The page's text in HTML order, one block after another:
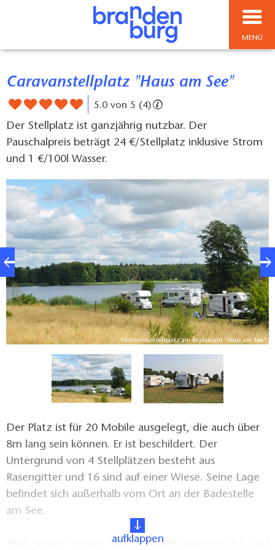
MENÜ
Caravanstellplatz "Haus am See"
5.0 von 5 (4)
Der Stellplatz ist ganzjährig nutzbar. Der
Pauschalpreis beträgt 24 €/Stellplatz inklusive Strom
und 1 €/100l Wasser.
Wohnmobilstellplatz am Restaurant "Haus am See"
Der Platz ist für 20 Mobile ausgelegt, die auch über
8m lang sein können. Er ist beschildert. Der
Untergrund von 4 Stellplätzen besteht aus
Rasengitter und 16 sind auf einer Wiese. Seine Lage
befindet sich außerhalb vom Ort an der Badestelle
am See.
Zum Service gehört Strom, Wasser und eine Ver- und
aufklappen